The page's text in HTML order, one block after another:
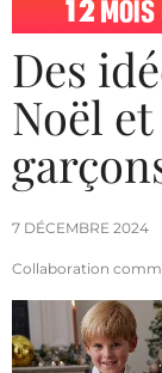
Des
Noël
7 DÉCEMBRE 2024
Collaboration